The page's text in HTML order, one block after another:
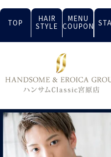
TOP
HAIR
STYLE
MENU
COUPON